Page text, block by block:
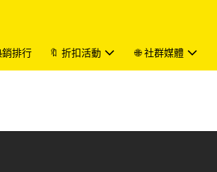
銷排行 🔖 折扣活動 🌐 社群媒體